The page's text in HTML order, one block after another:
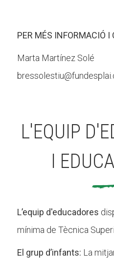
PER MÉS INFORMACIÓ I
Marta Martínez Solé
L'EQUIP
I
L’equip d'educadores
mínima de Tècnica
El grup d’infants: La